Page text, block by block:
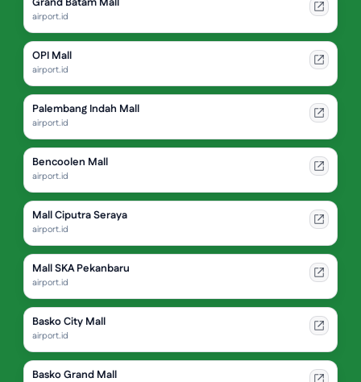
airport.id
OPI Mall
airport.id
Palembang Indah Mall
airport.id
Bencoolen Mall
airport.id
Mall Ciputra Seraya
airport.id
Mall SKA Pekanbaru
airport.id
Basko City Mall
airport.id
Basko Grand Mall